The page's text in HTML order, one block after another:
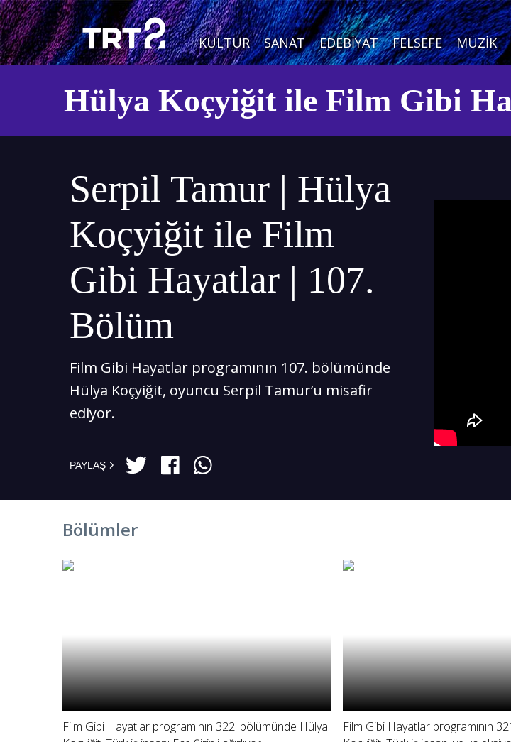
KÜLTÜR SANAT EDEBIYAT FELSEFE MÜZIK
Hülya Koçyiğit ile Film Gibi
Serpil Tamur | Hülya
Koçyiğit ile Film
Gibi Hayatlar | 107.
Bölüm
Film Gibi Hayatlar programının 107. bölümünde
Hülya Koçyiğit, oyuncu Serpil Tamur’u misafir
ediyor.
PAYLAŞ
Bölümler
Film Gibi Hayatlar programının 322. bölümünde Hülya
Film Gibi Hayatlar programının